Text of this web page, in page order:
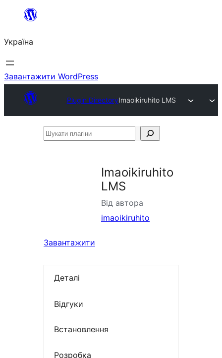
Перейти
вмісту
Україна
Завантажити WordPress
Plugin DirectoryImaoikiruhito LMS
Шукати
Imaoikiruhito
LMS
Від автора
imaoikiruhito
Завантажити
Деталі
Відгуки
Встановлення
Розробка